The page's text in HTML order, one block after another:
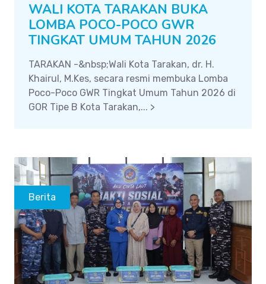
WALI KOTA TARAKAN BUKA
LOMBA POCO-POCO GWR
TINGKAT UMUM TAHUN 2026
TARAKAN -&nbsp;Wali Kota Tarakan, dr. H.
Khairul, M.Kes, secara resmi membuka Lomba
Poco-Poco GWR Tingkat Umum Tahun 2026 di
GOR Tipe B Kota Tarakan,... >
Berita